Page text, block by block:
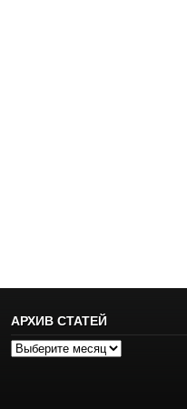
АРХИВ СТАТЕЙ
Архив